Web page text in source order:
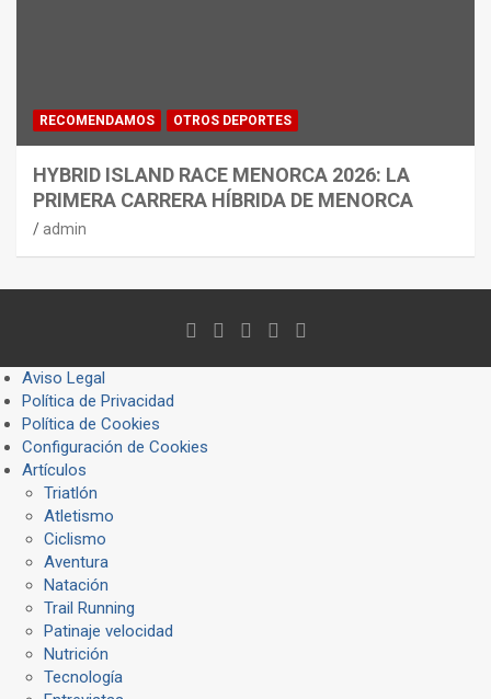
RECOMENDAMOS OTROS DEPORTES
HYBRID ISLAND RACE MENORCA 2026: LA
PRIMERA CARRERA HÍBRIDA DE MENORCA
admin
Aviso Legal
Política de Privacidad
Política de Cookies
Configuración de Cookies
Artículos
Triatlón
Atletismo
Ciclismo
Aventura
Natación
Trail Running
Patinaje velocidad
Nutrición
Tecnología